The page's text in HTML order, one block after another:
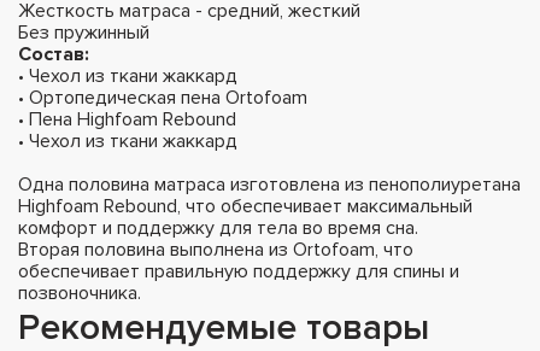
Жесткость матраса - средний, жесткий
Без пружинный
Состав:
• Чехол из ткани жаккард
• Ортопедическая пена Ortofoam
• Пена Highfoam Rebound
• Чехол из ткани жаккард
Одна половина матраса изготовлена из пенополиуретана
Highfoam Rebound, что обеспечивает максимальный
комфорт и поддержку для тела во время сна.
Вторая половина выполнена из Ortofoam, что
обеспечивает правильную поддержку для спины и
позвоночника.
Рекомендуемые товары